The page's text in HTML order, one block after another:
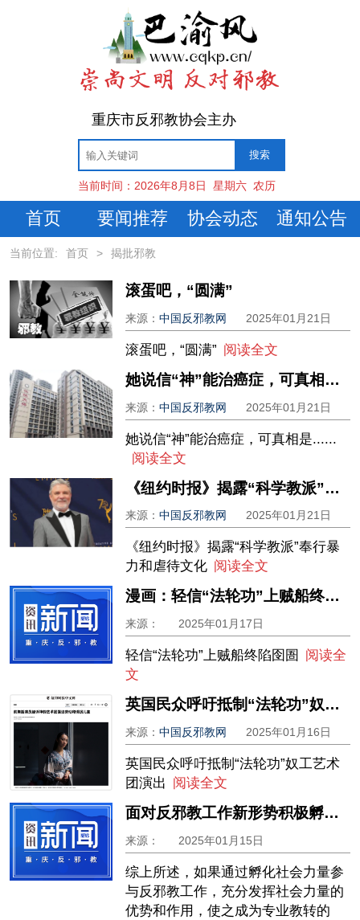
重庆市反邪教协会主办
当前时间： 2026年8月8日 星期六 农历
首页 要闻推荐 协会动态 通知公告
当前位置: 首页 > 揭批邪教
滚蛋吧，“圆满”
来源：中国反邪教网 2025年01月21日
滚蛋吧，“圆满” 阅读全文
她说信“神”能治癌症，可真相是......
来源：中国反邪教网 2025年01月21日
她说信“神”能治癌症，可真相是......
阅读全文
《纽约时报》揭露“科学教派”奉行暴力和虐待文化
来源：中国反邪教网 2025年01月21日
《纽约时报》揭露“科学教派”奉行暴
力和虐待文化 阅读全文
漫画：轻信“法轮功”上贼船终陷囹圄
来源： 2025年01月17日
轻信“法轮功”上贼船终陷囹圄
阅读全
文
英国民众呼吁抵制“法轮功”奴工艺术团演出
来源：中国反邪教网 2025年01月16日
英国民众呼吁抵制“法轮功”奴工艺术
团演出 阅读全文
面对反邪教工作新形势积极孵化社会力量参与反邪教工作
来源： 2025年01月15日
综上所述，如果通过孵化社会力量参
与反邪教工作，充分发挥社会力量的
优势和作用，使之成为专业教转的